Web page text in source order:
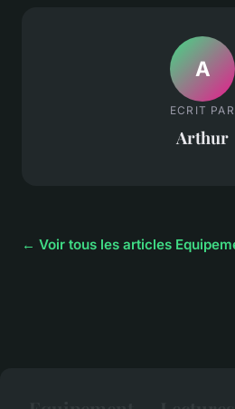
A
ECRIT PAR
Arthur
← Voir tous les articles